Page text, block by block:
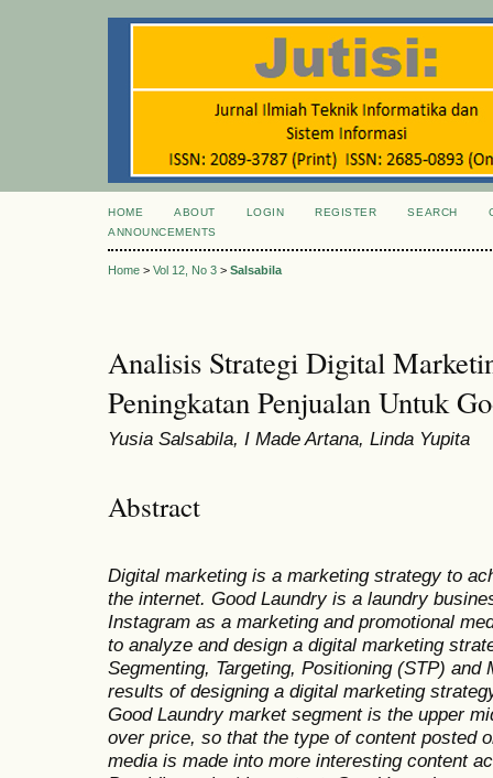
HOME ABOUT LOGIN REGISTER SEARCH
ANNOUNCEMENTS
Home > Vol 12, No 3 > Salsabila
Analisis Strategi Digital
Peningkatan Penjualan Untuk
Yusia Salsabila, I Made Artana, Linda Yupita
Abstract
Digital marketing is a marketing strategy to
the internet. Good Laundry is a laundry
Instagram as a marketing and promotional
to analyze and design a digital marketing
Segmenting, Targeting, Positioning (STP)
results of designing a digital marketing
Good Laundry market segment is the upper
over price, so that the type of content posted
media is made into more interesting content